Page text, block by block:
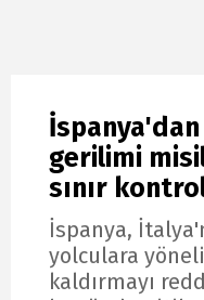
gerilimi
sınır
İspanya,
yolculara
kaldırmayı